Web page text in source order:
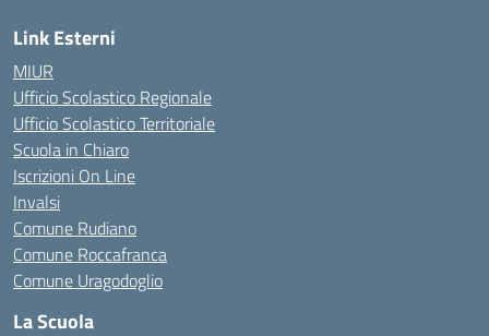
Link Esterni
MIUR
Ufficio Scolastico Regionale
Ufficio Scolastico Territoriale
Scuola in Chiaro
Iscrizioni On Line
Invalsi
Comune Rudiano
Comune Roccafranca
Comune Uragodoglio
La Scuola